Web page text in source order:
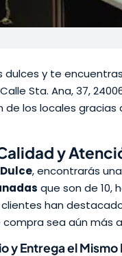
dulces y te
Sta. Ana, 37,
de los locales
y
, encontrarás
que son de 10,
han
sea aún más
y Entrega el Mismo